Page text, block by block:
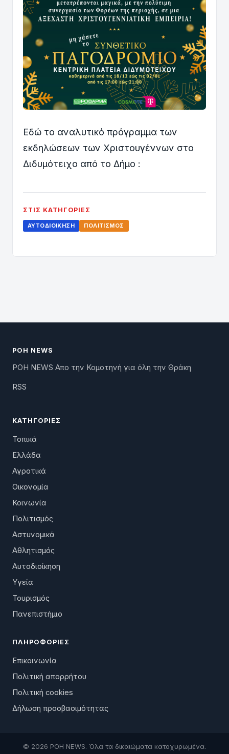
Εδώ το αναλυτικό πρόγραμμα των
εκδηλώσεων των Χριστουγέννων στο
Διδυμότειχο από το Δήμο :
ΣΤΙΣ ΚΑΤΗΓΟΡΊΕΣ
ΑΥΤΟΔΙΟΊΚΗΣΗ ΠΟΛΙΤΙΣΜΌΣ
ΡΟΗ NEWS
ΡΟΗ NEWS Απο την Κομοτηνή για όλη την Θράκη
RSS
ΚΑΤΗΓΟΡΊΕΣ
Τοπικά
Ελλάδα
Αγροτικά
Οικονομία
Κοινωνία
Πολιτισμός
Αστυνομικά
Αθλητισμός
Αυτοδιοίκηση
Υγεία
Τουρισμός
Πανεπιστήμιο
ΠΛΗΡΟΦΟΡΊΕΣ
Επικοινωνία
Πολιτική απορρήτου
Πολιτική cookies
Δήλωση προσβασιμότητας
© 2026 ΡΟΗ NEWS. Όλα τα δικαιώματα κατοχυρωμένα.